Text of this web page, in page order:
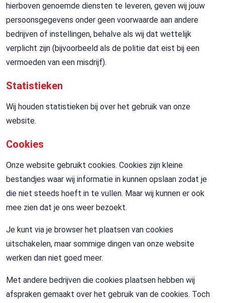
hierboven genoemde diensten te leveren, geven wij jouw
persoonsgegevens onder geen voorwaarde aan andere
bedrijven of instellingen, behalve als wij dat wettelijk
verplicht zijn (bijvoorbeeld als de politie dat eist bij een
vermoeden van een misdrijf).
Statistieken
Wij houden statistieken bij over het gebruik van onze
website.
Cookies
Onze website gebruikt cookies. Cookies zijn kleine
bestandjes waar wij informatie in kunnen opslaan zodat je
die niet steeds hoeft in te vullen. Maar wij kunnen er ook
mee zien dat je ons weer bezoekt.
Je kunt via je browser het plaatsen van cookies
uitschakelen, maar sommige dingen van onze website
werken dan niet goed meer.
Met andere bedrijven die cookies plaatsen hebben wij
afspraken gemaakt over het gebruik van de cookies. Toch